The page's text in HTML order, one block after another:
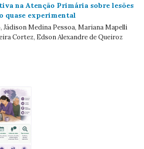
na Atenção Primária sobre lesões
quase experimental
Jádison Medina Pessoa, Mariana Mapelli
Cortez, Edson Alexandre de Queiroz